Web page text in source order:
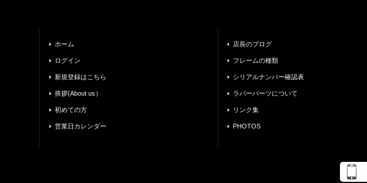
ホーム
ログイン
新規登録はこちら
挨拶(About us）
初めての方
営業日カレンダー
店長のブログ
フレームの種類
シリアルナンバー確認表
ラバーパーツについて
リンク集
PHOTOS